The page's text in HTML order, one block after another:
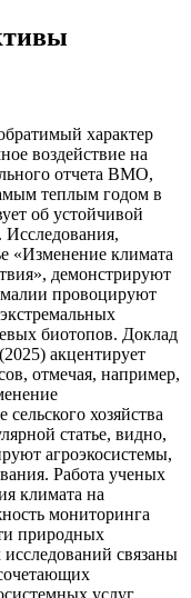
характер
воздействие на
отчета ВМО,
теплым годом в
об устойчивой
«Изменение климата
демонстрируют
провоцируют
биотопов. Доклад
акцентирует
отмечая, например,
хозяйства
статье, видно,
агроэкосистемы,
Работа ученых
климата на
мониторинга
природных
связаны
услуг.